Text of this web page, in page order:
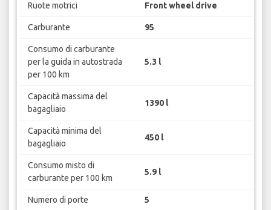
Ruote motrici Front wheel drive
Carburante 95
Consumo di carburante
per la guida in autostrada
per 100 km
5.3 l
Capacità massima del
bagagliaio
1390 l
Capacità minima del
bagagliaio
450 l
Consumo misto di
carburante per 100 km
5.9 l
Numero di porte 5